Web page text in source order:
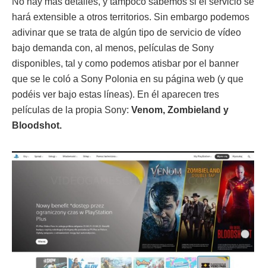
hará extensible a otros territorios. Sin embargo podemos
adivinar que se trata de algún tipo de servicio de vídeo
bajo demanda con, al menos, películas de Sony
disponibles, tal y como podemos atisbar por el banner
que se le coló a Sony Polonia en su página web (y que
podéis ver bajo estas líneas). En él aparecen tres
películas de la propia Sony: Venom, Zombieland y
Bloodshot.